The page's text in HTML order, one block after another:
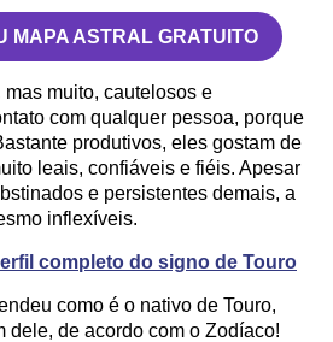
MAPA ASTRAL GRATUITO
muito, cautelosos e
com qualquer pessoa, porque
produtivos, eles gostam de
leais, confiáveis e fiéis. Apesar
e persistentes demais, a
inflexíveis.
completo do signo de Touro
como é o nativo de Touro,
dele, de acordo com o Zodíaco!